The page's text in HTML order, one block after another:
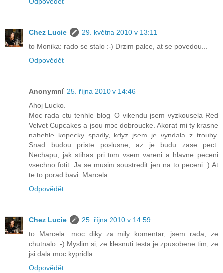
Chez Lucie
29. května 2010 v 13:11
to Monika: rado se stalo :-) Drzim palce, at se povedou...
Odpovědět
Anonymní 25. října 2010 v 14:46
Ahoj Lucko.
Moc rada ctu tenhle blog. O vikendu jsem vyzkousela Red
Velvet Cupcakes a jsou moc dobroucke. Akorat mi ty krasne
nabehle kopecky spadly, kdyz jsem je vyndala z trouby.
Snad budou priste poslusne, az je budu zase pect.
Nechapu, jak stihas pri tom vsem vareni a hlavne peceni
vsechno fotit. Ja se musim soustredit jen na to peceni :) At
te to porad bavi. Marcela
Odpovědět
Chez Lucie
25. října 2010 v 14:59
to Marcela: moc diky za mily komentar, jsem rada, ze
chutnalo :-) Myslim si, ze klesnuti testa je zpusobene tim, ze
jsi dala moc kypridla.
Odpovědět